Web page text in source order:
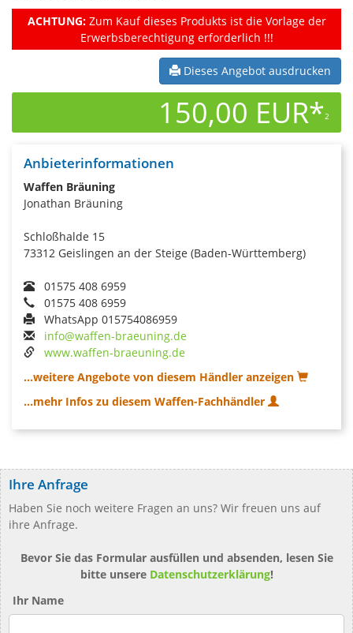
ACHTUNG:Zum Kauf dieses Produkts ist die Vorlage der
Erwerbsberechtigung erforderlich !!!
Dieses Angebot ausdrucken
150,00 EUR*2
Anbieterinformationen
Waffen Bräuning
Jonathan Bräuning
Schloßhalde 15
73312 Geislingen an der Steige (Baden-Württemberg)
01575 408 6959
01575 408 6959
WhatsApp 015754086959
info@waffen-braeuning.de
www.waffen-braeuning.de
...weitere Angebote von diesem Händler anzeigen
...mehr Infos zu diesem Waffen-Fachhändler
Ihre Anfrage
Haben Sie noch weitere Fragen an uns? Wir freuen uns auf
ihre Anfrage.
Bevor Sie das Formular ausfüllen und absenden, lesen Sie
bitte unsere Datenschutzerklärung!
Ihr Name